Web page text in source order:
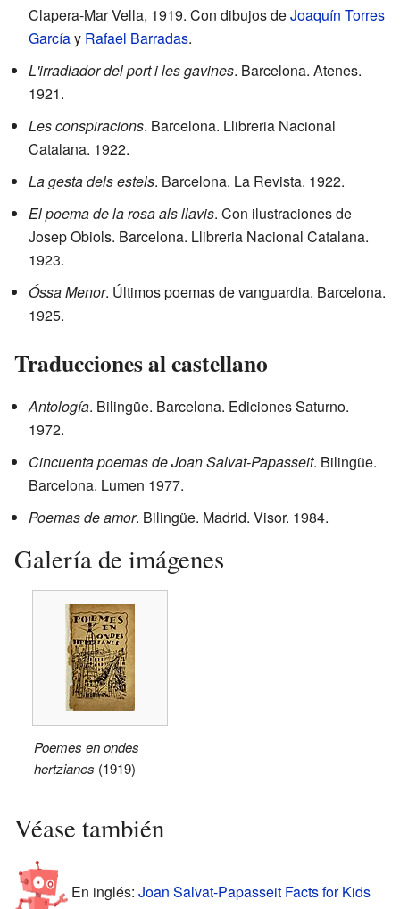
Clapera-Mar Vella, 1919. Con dibujos deJoaquín Torres
Garcíay Rafael Barradas.
L'irradiador del port i les gavines. Barcelona. Atenes.
1921.
Les conspiracions. Barcelona. Llibreria Nacional
Catalana. 1922.
La gesta dels estels. Barcelona. La Revista. 1922.
El poema de la rosa als llavis. Con ilustraciones de
Josep Obiols. Barcelona. Llibreria Nacional Catalana.
1923.
Óssa Menor. Últimos poemas de vanguardia. Barcelona.
1925.
Traducciones al castellano
Antología. Bilingüe. Barcelona. Ediciones Saturno.
1972.
Cincuenta poemas de Joan Salvat-Papasseit. Bilingüe.
Barcelona. Lumen 1977.
Poemas de amor. Bilingüe. Madrid. Visor. 1984.
Galería de imágenes
Poemes en ondes
hertzianes (1919)
Véase también
En inglés: Joan Salvat-Papasseit Facts for Kids